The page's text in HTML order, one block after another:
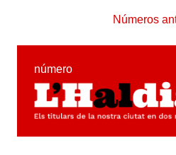
Números
número